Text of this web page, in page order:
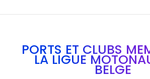
PORTS ET CLUBS
LA LIGUE
BELGE